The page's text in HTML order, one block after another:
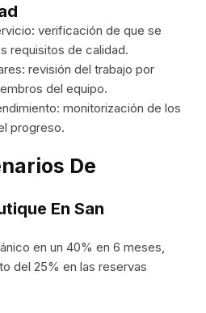
verificación de que se
requisitos de calidad.
revisión del trabajo por
del equipo.
monitorización de los
progreso.
De
En San
en un 40% en 6 meses,
del 25% en las reservas